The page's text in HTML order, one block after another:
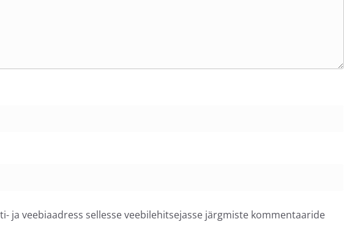
ja veebiaadress sellesse veebilehitsejasse järgmiste kommentaaride